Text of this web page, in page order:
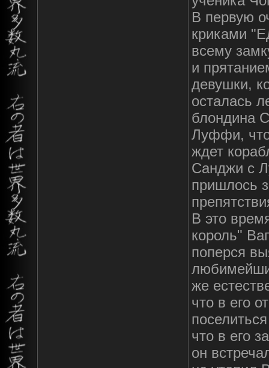
В первую
криками
всему
и
девушки,
осталась
блондина
Луффи, что
ждет
Санджи с
пришлось
В это
король"
поперся
же
что в его
что в его
он